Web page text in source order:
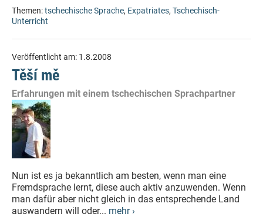
Themen:tschechische Sprache, Expatriates, Tschechisch-
Unterricht
Veröffentlicht am: 1.8.2008
Těší mě
Erfahrungen mit einem tschechischen Sprachpartner
Nun ist es ja bekanntlich am besten, wenn man eine
Fremdsprache lernt, diese auch aktiv anzuwenden. Wenn
man dafür aber nicht gleich in das entsprechende Land
auswandern will oder... mehr ›